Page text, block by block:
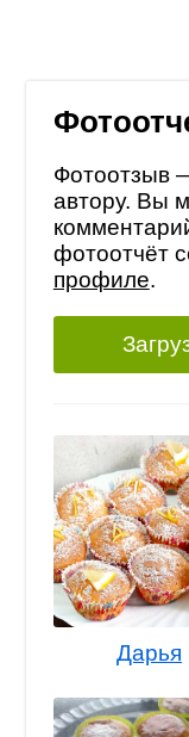
Фотоотзыв
автору. Вы
фотоотчёт
профиле.
Дарья